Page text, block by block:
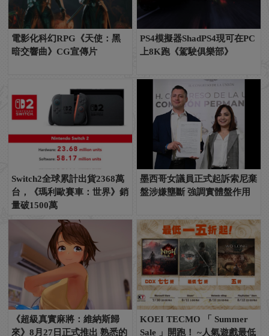
電影化科幻RPG《天使：黑
暗交響曲》CG宣傳片
PS4模擬器ShadPS4現可在PC
上8K跑《駕駛俱樂部》
Switch2全球累計出貨2368萬
台，《瑪利歐賽車：世界》銷
量破1500萬
墨西哥女議員正式起訴索尼棄
盤涉嫌壟斷 強調實體盤作用
《超級真實麻將：維納斯歸
來》8月27日正式推出 熟悉的
KOEI TECMO 「 Summer
Sale 」開跑！ ~人氣遊戲最低